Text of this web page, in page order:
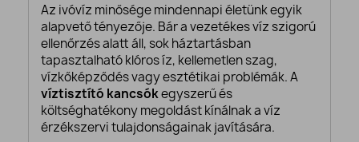
Az ivóvíz minősége mindennapi életünk egyik
alapvető tényezője. Bár a vezetékes víz szigorú
ellenőrzés alatt áll, sok háztartásban
tapasztalható klóros íz, kellemetlen szag,
vízkőképződés vagy esztétikai problémák. A
víztisztító kancsókegyszerű és
költséghatékony megoldást kínálnak a víz
érzékszervi tulajdonságainak javítására.